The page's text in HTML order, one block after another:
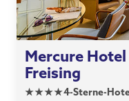
Mercure
Freising
★★★★4-Sterne-